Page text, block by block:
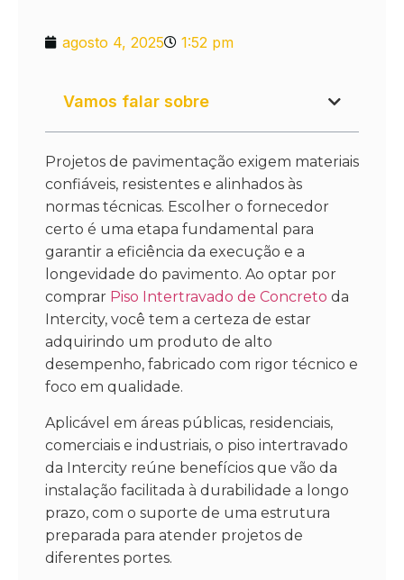
agosto 4, 2025 1:52 pm
Vamos falar sobre
Projetos de pavimentação exigem materiais
confiáveis, resistentes e alinhados às
normas técnicas. Escolher o fornecedor
certo é uma etapa fundamental para
garantir a eficiência da execução e a
longevidade do pavimento. Ao optar por
comprar Piso Intertravado de Concreto da
Intercity, você tem a certeza de estar
adquirindo um produto de alto
desempenho, fabricado com rigor técnico e
foco em qualidade.
Aplicável em áreas públicas, residenciais,
comerciais e industriais, o piso intertravado
da Intercity reúne benefícios que vão da
instalação facilitada à durabilidade a longo
prazo, com o suporte de uma estrutura
preparada para atender projetos de
diferentes portes.